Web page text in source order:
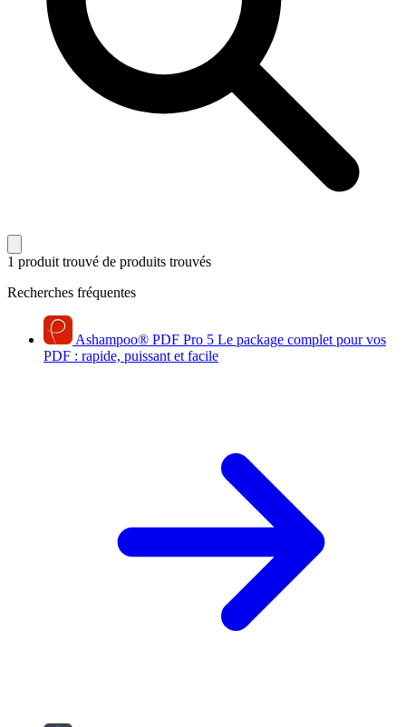
1 produit trouvé de produits trouvés
Recherches fréquentes
Ashampoo® PDF Pro 5 Le package complet pour vos
PDF : rapide, puissant et facile